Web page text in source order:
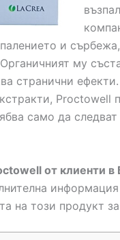
и
му
странични
Proctowell
само да
от клиенти в
на този продукт